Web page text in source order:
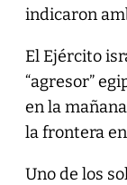
indicaron
El Ejército
“agresor”
en la
la frontera
Uno de los